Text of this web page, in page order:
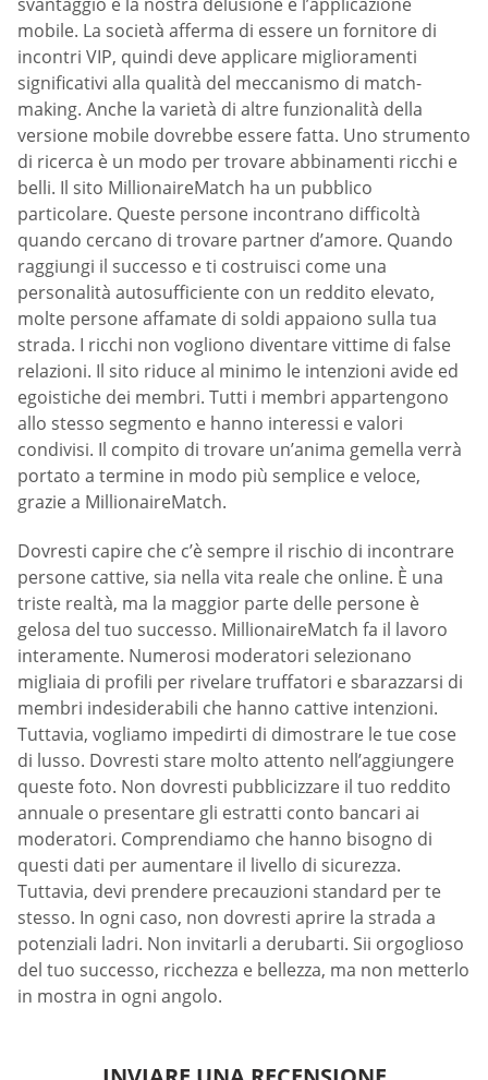
mobile. La società afferma di essere un fornitore di
incontri VIP, quindi deve applicare miglioramenti
significativi alla qualità del meccanismo di match-
making. Anche la varietà di altre funzionalità della
versione mobile dovrebbe essere fatta. Uno strumento
di ricerca è un modo per trovare abbinamenti ricchi e
belli. Il sito MillionaireMatch ha un pubblico
particolare. Queste persone incontrano difficoltà
quando cercano di trovare partner d’amore. Quando
raggiungi il successo e ti costruisci come una
personalità autosufficiente con un reddito elevato,
molte persone affamate di soldi appaiono sulla tua
strada. I ricchi non vogliono diventare vittime di false
relazioni. Il sito riduce al minimo le intenzioni avide ed
egoistiche dei membri. Tutti i membri appartengono
allo stesso segmento e hanno interessi e valori
condivisi. Il compito di trovare un’anima gemella verrà
portato a termine in modo più semplice e veloce,
grazie a MillionaireMatch.
Dovresti capire che c’è sempre il rischio di incontrare
persone cattive, sia nella vita reale che online. È una
triste realtà, ma la maggior parte delle persone è
gelosa del tuo successo. MillionaireMatch fa il lavoro
interamente. Numerosi moderatori selezionano
migliaia di profili per rivelare truffatori e sbarazzarsi di
membri indesiderabili che hanno cattive intenzioni.
Tuttavia, vogliamo impedirti di dimostrare le tue cose
di lusso. Dovresti stare molto attento nell’aggiungere
queste foto. Non dovresti pubblicizzare il tuo reddito
annuale o presentare gli estratti conto bancari ai
moderatori. Comprendiamo che hanno bisogno di
questi dati per aumentare il livello di sicurezza.
Tuttavia, devi prendere precauzioni standard per te
stesso. In ogni caso, non dovresti aprire la strada a
potenziali ladri. Non invitarli a derubarti. Sii orgoglioso
del tuo successo, ricchezza e bellezza, ma non metterlo
in mostra in ogni angolo.